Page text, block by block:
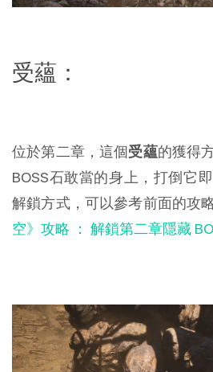
受蘊：
位於第二章，這個受蘊的獲得
BOSS石敢當的身上，打倒它
解鎖方式，可以參考前面的攻
空》攻略 ： 解鎖第二章隱藏